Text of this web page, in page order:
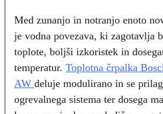
Med zunanjo in notranjo enoto
je vodna povezava, ki zagotavlja
toplote, boljši izkoristek in
temperatur. Toplotna črpalka
AW deluje modulirano in se
ogrevalnega sistema ter dosega